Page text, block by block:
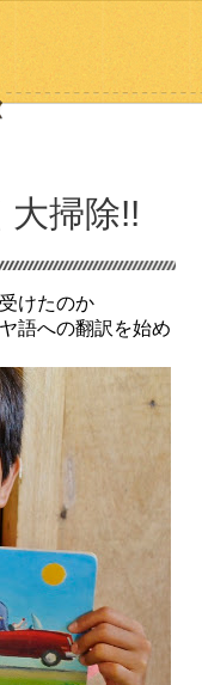
掃除!!
けたのか
語への翻訳を始め